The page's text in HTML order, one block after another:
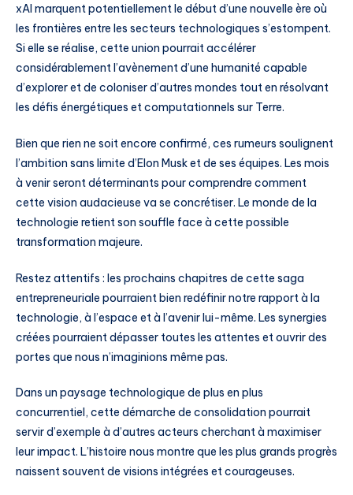
xAI marquent potentiellement le début d’une nouvelle ère où
les frontières entre les secteurs technologiques s’estompent.
Si elle se réalise, cette union pourrait accélérer
considérablement l’avènement d’une humanité capable
d’explorer et de coloniser d’autres mondes tout en résolvant
les défis énergétiques et computationnels sur Terre.
Bien que rien ne soit encore confirmé, ces rumeurs soulignent
l’ambition sans limite d’Elon Musk et de ses équipes. Les mois
à venir seront déterminants pour comprendre comment
cette vision audacieuse va se concrétiser. Le monde de la
technologie retient son souffle face à cette possible
transformation majeure.
Restez attentifs : les prochains chapitres de cette saga
entrepreneuriale pourraient bien redéfinir notre rapport à la
technologie, à l’espace et à l’avenir lui-même. Les synergies
créées pourraient dépasser toutes les attentes et ouvrir des
portes que nous n’imaginions même pas.
Dans un paysage technologique de plus en plus
concurrentiel, cette démarche de consolidation pourrait
servir d’exemple à d’autres acteurs cherchant à maximiser
leur impact. L’histoire nous montre que les plus grands progrès
naissent souvent de visions intégrées et courageuses.